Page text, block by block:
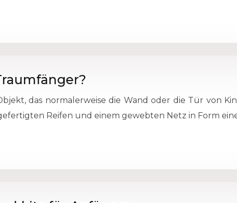
das normalerweise die Wand oder die Tür von
Reifen und einem gewebten Netz in Form